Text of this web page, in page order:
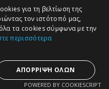
Created by PixelDraw
για τη βελτίωση της
τον ιστότοπό μας,
τα cookies σύμφωνα με την
περισσότερα
ΑΠΌΡΡΙΨΗ ΌΛΩΝ
POWERED BY COOKIESCRIPT